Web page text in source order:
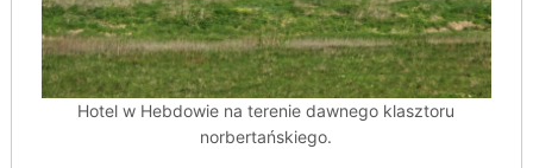
Hotel w Hebdowie na terenie dawnego klasztoru
norbertańskiego.